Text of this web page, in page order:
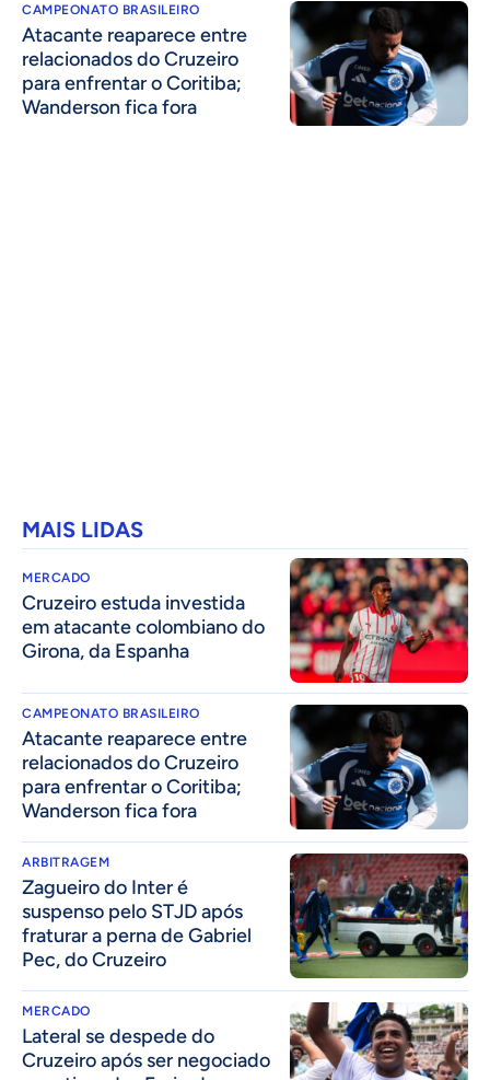
CAMPEONATO BRASILEIRO
Atacante reaparece entre
relacionados do Cruzeiro
para enfrentar o Coritiba;
Wanderson fica fora
MAIS LIDAS
MERCADO
Cruzeiro estuda investida
em atacante colombiano do
Girona, da Espanha
CAMPEONATO BRASILEIRO
Atacante reaparece entre
relacionados do Cruzeiro
para enfrentar o Coritiba;
Wanderson fica fora
ARBITRAGEM
Zagueiro do Inter é
suspenso pelo STJD após
fraturar a perna de Gabriel
Pec, do Cruzeiro
MERCADO
Lateral se despede do
Cruzeiro após ser negociado